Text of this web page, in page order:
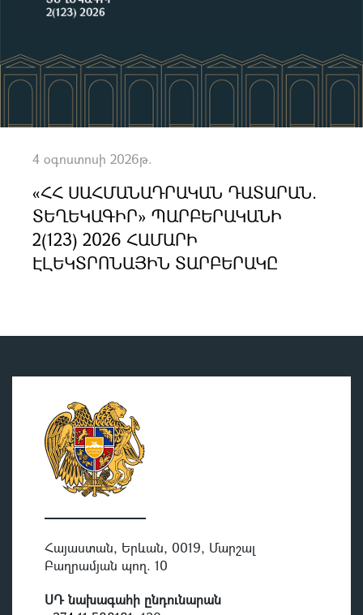
4 օգոստոսի 2026թ.
«ՀՀ ՍԱՀՄԱՆԱԴՐԱԿԱՆ ԴԱՏԱՐԱՆ.
ՏԵՂԵԿԱԳԻՐ» ՊԱՐԲԵՐԱԿԱՆԻ
2(123) 2026 ՀԱՄԱՐԻ
ԷԼԵԿՏՐՈՆԱՅԻՆ ՏԱՐԲԵՐԱԿԸ
Հայաստան, Երևան, 0019, Մարշալ
Բաղրամյան պող. 10
ՍԴ նախագահի ընդունարան